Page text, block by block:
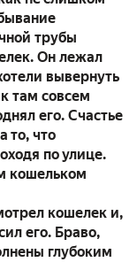
трубы
Он лежал
вывернуть
там совсем
его. Счастье
то, что
по улице.
кошельком
кошелек и,
его. Браво,
глубоким